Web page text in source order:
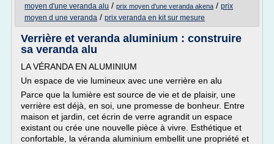
moyen d'une veranda alu / prix moyen d'une veranda akena / prix
moyen d une veranda / prix veranda en kit sur mesure
Verrière et veranda aluminium : construire
sa veranda alu
LA VÉRANDA EN ALUMINIUM
Un espace de vie lumineux avec une verrière en alu
Parce que la lumière est source de vie et de plaisir, une
verrière est déjà, en soi, une promesse de bonheur. Entre
maison et jardin, cet écrin de verre agrandit un espace
existant ou crée une nouvelle pièce à vivre. Esthétique et
confortable, la véranda aluminium embellit une propriété et